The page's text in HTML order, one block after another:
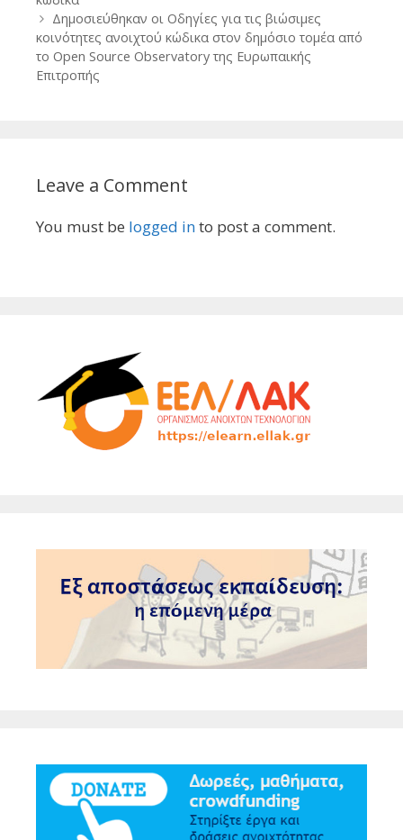
Δημοσιεύθηκαν οι Οδηγίες για τις βιώσιμες
κοινότητες ανοιχτού κώδικα στον δημόσιο τομέα από
το Open Source Observatory της Ευρωπαικής
Επιτροπής
Leave a Comment
You must be logged into post a comment.